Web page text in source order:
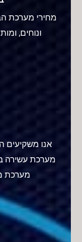
מחירי מערכת
ונוחים,
אנו משקיעים
מערכת עשירה
מערכת